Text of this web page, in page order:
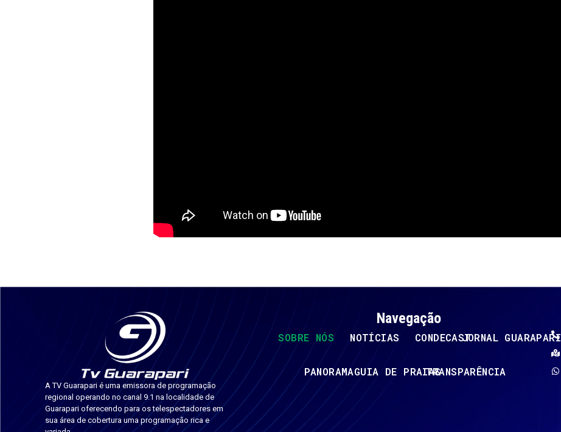
A TV Guarapari é uma emissora de programação
regional operando no canal 9.1 na localidade de
Guarapari oferecendo para os telespectadores em
sua área de cobertura uma programação rica e
Navegação
SOBRE NÓS NOTÍCIAS CONDECASTJORNAL GUARAPARI
PANORAMAGUIA DE PRAIASTRANSPARÊNCIA